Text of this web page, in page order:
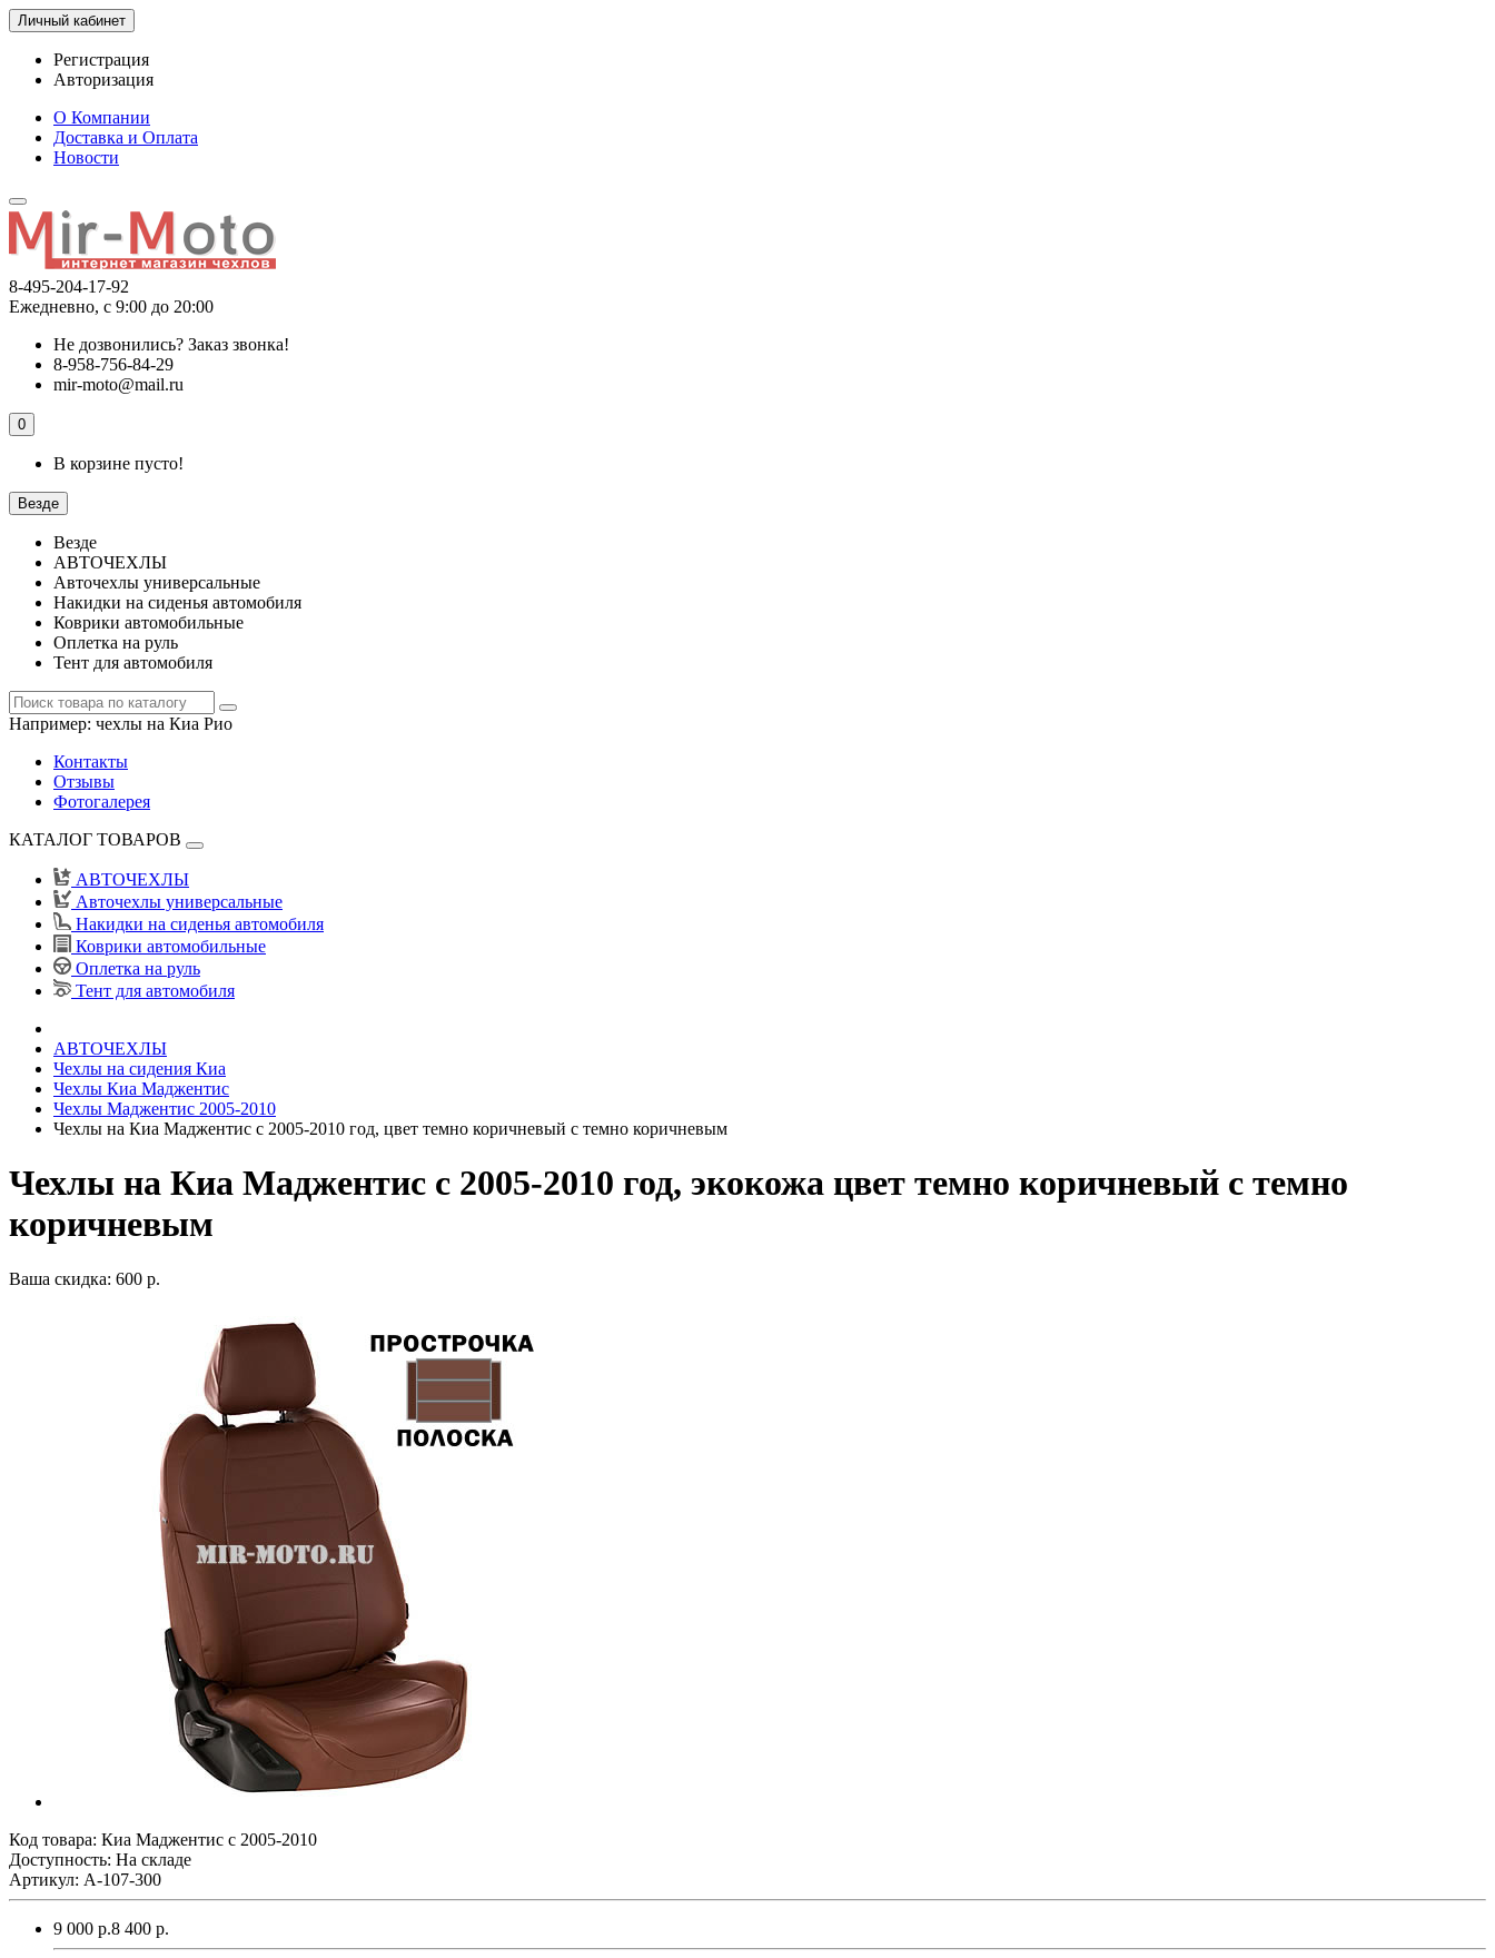
Личный кабинет
Регистрация
Авторизация
О Компании
Доставка и Оплата
Новости
8-495-204-17-92
Ежедневно, с 9:00 до 20:00
Не дозвонились? Заказ звонка!
8-958-756-84-29
mir-moto@mail.ru
0
В корзине пусто!
Везде
Везде
АВТОЧЕХЛЫ
Авточехлы универсальные
Накидки на сиденья автомобиля
Коврики автомобильные
Оплетка на руль
Тент для автомобиля
Например: чехлы на Киа Рио
Контакты
Отзывы
Фотогалерея
КАТАЛОГ ТОВАРОВ
АВТОЧЕХЛЫ
Авточехлы универсальные
Накидки на сиденья автомобиля
Коврики автомобильные
Оплетка на руль
Тент для автомобиля
АВТОЧЕХЛЫ
Чехлы на сидения Киа
Чехлы Киа Маджентис
Чехлы Маджентис 2005-2010
Чехлы на Киа Маджентис с 2005-2010 год, цвет темно коричневый с темно коричневым
Чехлы на Киа Маджентис с 2005-2010 год, экокожа цвет темно коричневый с темно
коричневым
Ваша скидка: 600 р.
Код товара: Киа Маджентис с 2005-2010
Доступность: На складе
Артикул: A-107-300
9 000 р.8 400 р.